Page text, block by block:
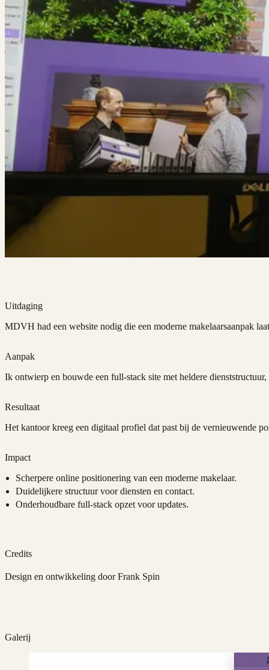
Uitdaging
MDVH had een website nodig die een moderne makelaarsaanpak
Aanpak
Ik ontwierp en bouwde een full-stack site met heldere
Resultaat
Het kantoor kreeg een digitaal profiel dat past bij de vernieuwende
Impact
Scherpere online positionering van een moderne makelaar.
Duidelijkere structuur voor diensten en contact.
Onderhoudbare full-stack opzet voor updates.
Credits
Design en ontwikkeling door Frank Spin
Galerij